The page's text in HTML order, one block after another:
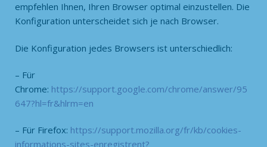
empfehlen Ihnen, Ihren Browser optimal einzustellen. Die
Konfiguration unterscheidet sich je nach Browser.
Die Konfiguration jedes Browsers ist unterschiedlich:
– Für
Chrome: https://support.google.com/chrome/answer/95
647?hl=fr&hlrm=en
– Für Firefox: https://support.mozilla.org/fr/kb/cookies-
informations-sites-enregistrent?